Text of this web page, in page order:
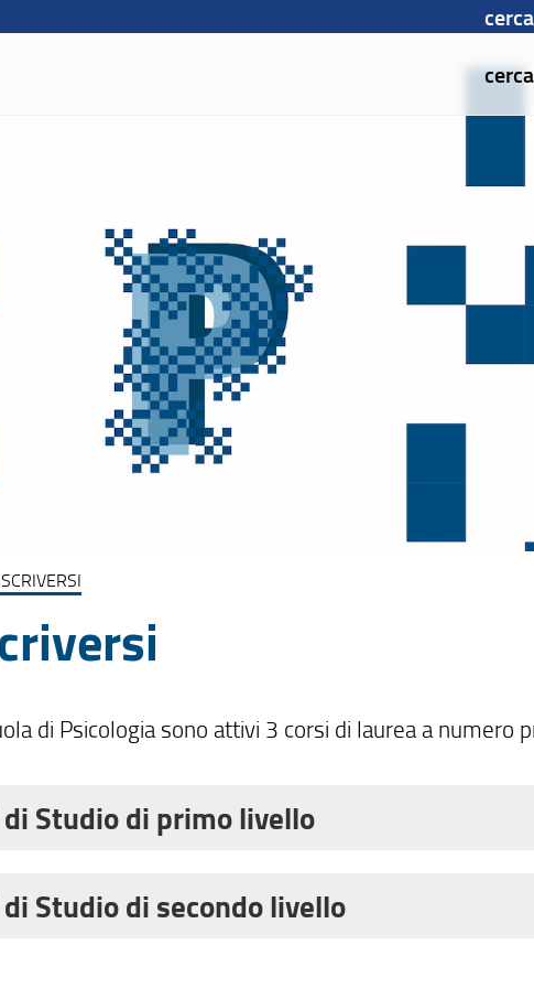
di Psicologia sono attivi 3 corsi di laurea a numero
di Studio di primo livello
all'Università di Firenze e hai sentito parlare dei
Studio di secondo livello